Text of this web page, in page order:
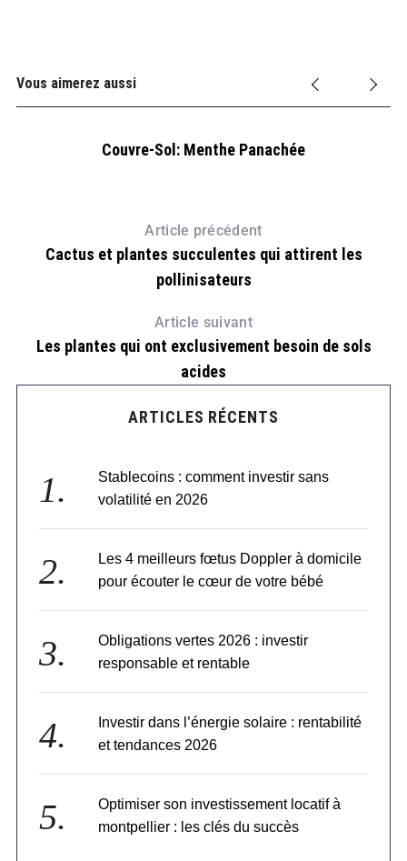
Vous aimerez aussi
Couvre-Sol: Menthe Panachée
Article précédent
Cactus et plantes succulentes qui attirent les
pollinisateurs
Article suivant
Les plantes qui ont exclusivement besoin de sols
acides
ARTICLES RÉCENTS
Stablecoins : comment investir sans
volatilité en 2026
Les 4 meilleurs fœtus Doppler à domicile
pour écouter le cœur de votre bébé
Obligations vertes 2026 : investir
responsable et rentable
Investir dans l’énergie solaire : rentabilité
et tendances 2026
Optimiser son investissement locatif à
montpellier : les clés du succès